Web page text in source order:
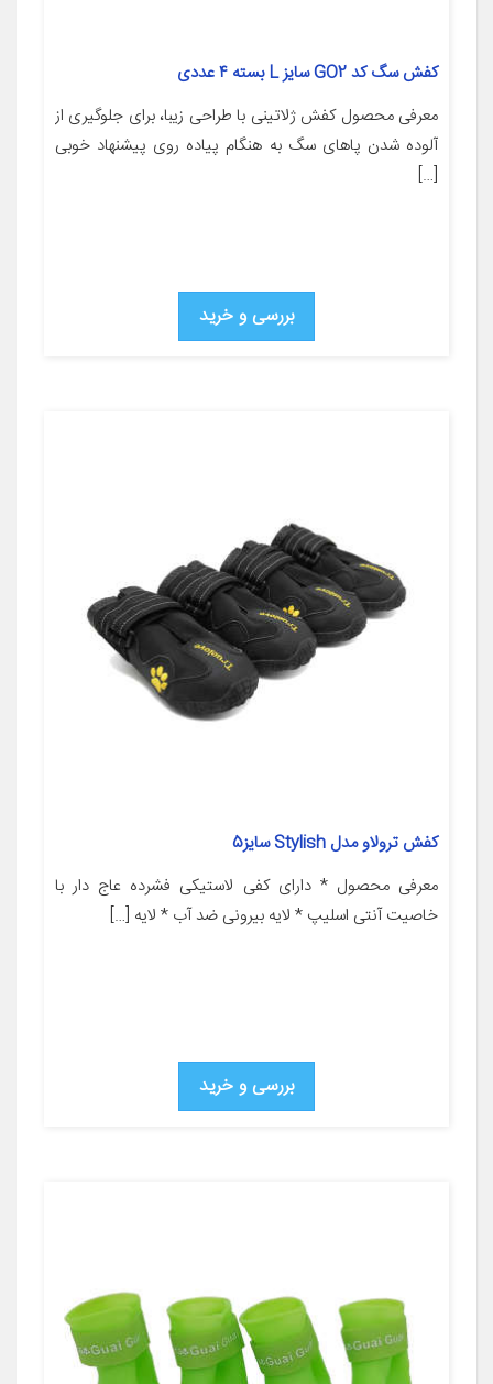
کفش سگ کد GO2 سایز L بسته ۴ عددی
معرفی محصول کفش ژلاتینی با طراحی زیبا، برای جلوگیری از
آلوده شدن پاهای سگ به هنگام پیاده روی پیشنهاد خوبی
[…]
بررسی و خرید
کفش ترولاو مدل Stylish سایز5
معرفی محصول * دارای کفی لاستیکی فشرده عاج دار با
خاصیت آنتی اسلیپ * لایه بیرونی ضد آب * لایه […]
بررسی و خرید